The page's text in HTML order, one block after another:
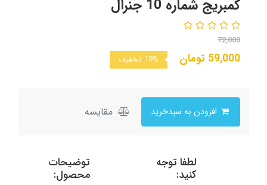
کمبریج شماره 10 جنرال
72,000
59,000 تومان 19% تخفیف
مقایسه
لطفا توجه
کنید:
توضیحات
محصول: